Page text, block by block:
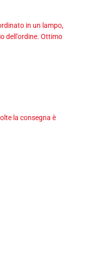
in un lampo,
dell'ordine. Ottimo
la consegna è